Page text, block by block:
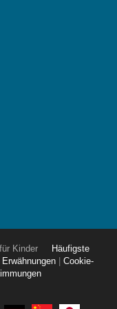
Kinder
Häufigste
Erwähnungen
Cookie-